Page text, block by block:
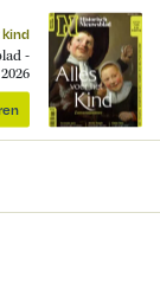
-